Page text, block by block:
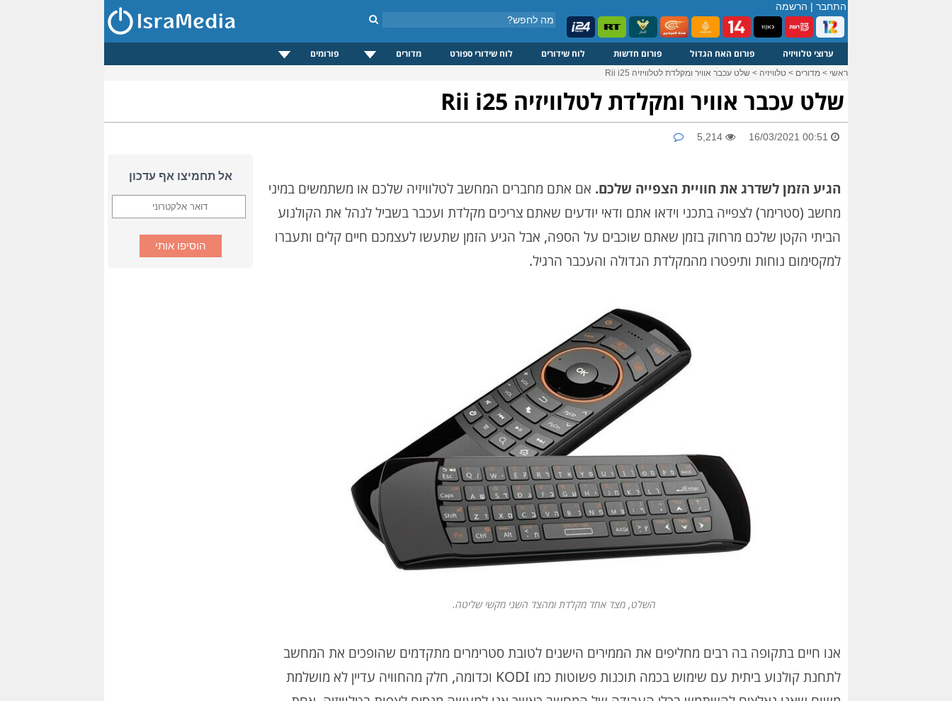
התחבר | הרשמה
ערוצי טלוויזיה פורום האח הגדול פורום חדשות לוח שידורים לוח שידורי ספורט מדורים פורומים
ראשי > מדורים > טלוויזיה > שלט עכבר אוויר ומקלדת לטלוויזיה Rii i25
שלט עכבר אוויר ומקלדת לטלוויזיה Rii i25
16/03/2021 00:51
אל תחמיצו אף עדכון
הגיע הזמן לשדרג את חוויית הצפייה שלכם. אם אתם מחברים המחשב לטלוויזיה שלכם או משתמשים במיני
מחשב (סטרימר) לצפייה בתכני וידאו אתם ודאי יודעים שאתם צריכים מקלדת ועכבר בשביל לנהל את הקולנוע
הביתי הקטן שלכם מרחוק בזמן שאתם שוכבים על הספה, אבל הגיע הזמן שתעשו לעצמכם חיים קלים ותעברו
למקסימום נוחות ותיפטרו מהמקלדת הגדולה והעכבר הרגיל.
השלט, מצד אחד מקלדת ומהצד השני מקשי שליטה.
אנו חיים בתקופה בה רבים מחליפים את הממירים הישנים לטובת סטרימרים מתקדמים שהופכים את המחשב
לתחנת קולנוע ביתית עם שימוש בכמה תוכנות פשוטות כמו KODI וכדומה, חלק מהחוויה עדיין לא מושלמת